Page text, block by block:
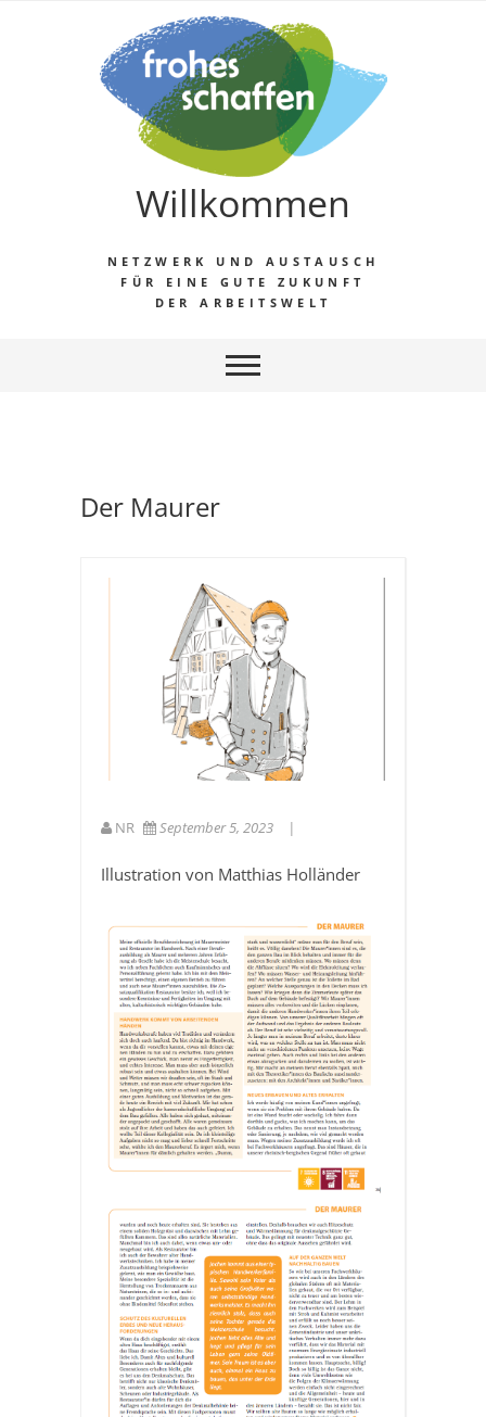
Willkommen
NETZWERK UND AUSTAUSCH
FÜR EINE GUTE ZUKUNFT
DER ARBEITSWELT
Der Maurer
NR September 5, 2023
Illustration von Matthias Holländer